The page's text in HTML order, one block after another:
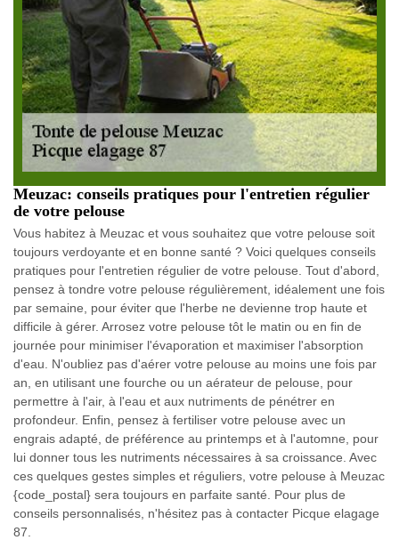
Meuzac: conseils pratiques pour l'entretien régulier
de votre pelouse
Vous habitez à Meuzac et vous souhaitez que votre pelouse soit
toujours verdoyante et en bonne santé ? Voici quelques conseils
pratiques pour l'entretien régulier de votre pelouse. Tout d'abord,
pensez à tondre votre pelouse régulièrement, idéalement une fois
par semaine, pour éviter que l'herbe ne devienne trop haute et
difficile à gérer. Arrosez votre pelouse tôt le matin ou en fin de
journée pour minimiser l'évaporation et maximiser l'absorption
d'eau. N'oubliez pas d'aérer votre pelouse au moins une fois par
an, en utilisant une fourche ou un aérateur de pelouse, pour
permettre à l'air, à l'eau et aux nutriments de pénétrer en
profondeur. Enfin, pensez à fertiliser votre pelouse avec un
engrais adapté, de préférence au printemps et à l'automne, pour
lui donner tous les nutriments nécessaires à sa croissance. Avec
ces quelques gestes simples et réguliers, votre pelouse à Meuzac
{code_postal} sera toujours en parfaite santé. Pour plus de
conseils personnalisés, n'hésitez pas à contacter Picque elagage
87.